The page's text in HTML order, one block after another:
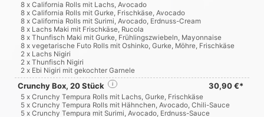
8 x California Rolls mit Lachs, Avocado
8 x California Rolls mit Gurke, Frischkäse, Avocado
8 x California Rolls mit Surimi, Avocado, Erdnuss-Cream
8 x Lachs Maki mit Frischkäse, Rucola
8 x Thunfisch Maki mit Gurke, Frühlingszwiebeln, Mayonnaise
8 x vegetarische Futo Rolls mit Oshinko, Gurke, Möhre, Frischkäse
2 x Lachs Nigiri
2 x Thunfisch Nigiri
2 x Ebi Nigiri mit gekochter Garnele
Crunchy Box, 20 Stück 30,90 €*
i
5 x Crunchy Tempura Rolls mit Lachs, Gurke, Frischkäse
5 x Crunchy Tempura Rolls mit Hähnchen, Avocado, Chili-Sauce
5 x Crunchy Tempura mit Surimi, Avocado, Erdnuss-Sauce